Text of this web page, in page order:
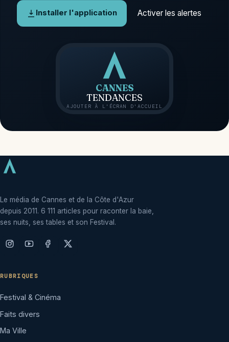
Installer l'application Activer les alertes
CANNES
TENDANCES
AJOUTER À L'ÉCRAN D'ACCUEIL
Le média de Cannes et de la Côte d'Azur
depuis 2011. 6 111 articles pour raconter la baie,
ses nuits, ses tables et son Festival.
RUBRIQUES
Festival & Cinéma
Faits divers
Ma Ville